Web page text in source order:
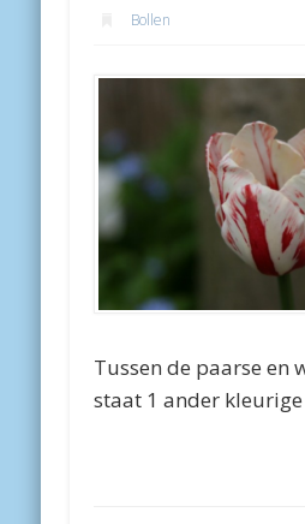
Bollen
Tussen de paarse en
staat 1 ander